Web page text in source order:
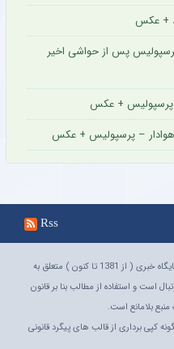
+ عکس
پس از حواشی اخیر
پرسپولیس + عکس
هوادار – پرسپولیس + عکس
Rss
تمام حقوق مادی و معنوی این پایگاه خبری ( از 1381 تا کنون ) متعلق به
است و استفاده از مطالب بنا بر قانون
بلامانع است.
هرگونه کپی برداری از قالب های پیگرد قانونی